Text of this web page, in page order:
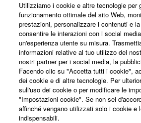
Informazioni su Yamaha
Italia - Italian
Affari
Utilizziamo i cookie e altre tecnologie per
funzionamento ottimale del sito Web,
prestazioni, personalizzare i contenuti e
consentire le interazioni con i social
un'esperienza utente su misura.
informazioni relative al tuo utilizzo del
nostri partner per i social media, la
Facendo clic su "Accetta tutti i cookie",
dei cookie e di altre tecnologie. Per
sull'uso dei cookie o per modificare le
"Impostazioni cookie". Se non sei
affinché vengano utilizzati solo i cookie e
indispensabili.